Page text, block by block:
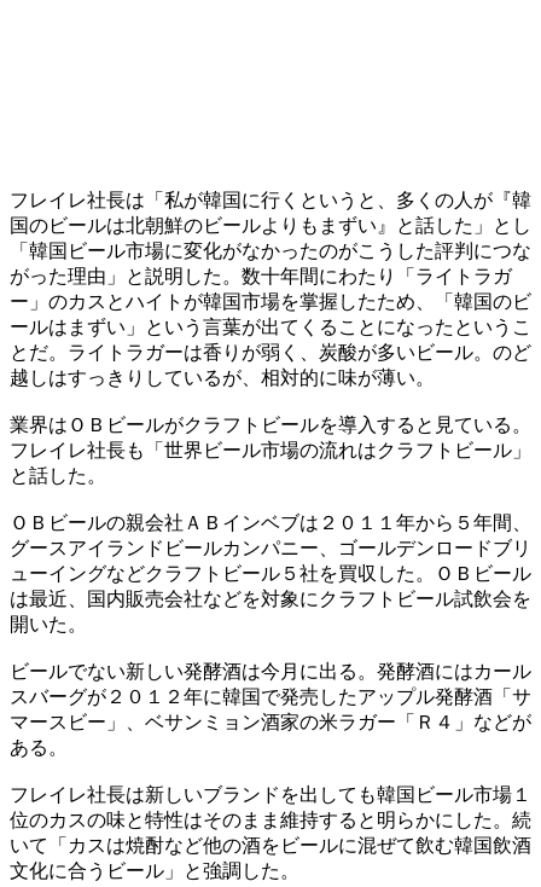
フレイレ社長は「私が韓国に行くというと、多くの人が『韓
国のビールは北朝鮮のビールよりもまずい』と話した」とし
「韓国ビール市場に変化がなかったのがこうした評判につな
がった理由」と説明した。数十年間にわたり「ライトラガ
ー」のカスとハイトが韓国市場を掌握したため、「韓国のビ
ールはまずい」という言葉が出てくることになったというこ
とだ。ライトラガーは香りが弱く、炭酸が多いビール。のど
越しはすっきりしているが、相対的に味が薄い。
業界はＯＢビールがクラフトビールを導入すると見ている。
フレイレ社長も「世界ビール市場の流れはクラフトビール」
と話した。
ＯＢビールの親会社ＡＢインベブは２０１１年から５年間、
グースアイランドビールカンパニー、ゴールデンロードブリ
ューイングなどクラフトビール５社を買収した。ＯＢビール
は最近、国内販売会社などを対象にクラフトビール試飲会を
開いた。
ビールでない新しい発酵酒は今月に出る。発酵酒にはカール
スバーグが２０１２年に韓国で発売したアップル発酵酒「サ
マースビー」、ベサンミョン酒家の米ラガー「Ｒ４」などが
ある。
フレイレ社長は新しいブランドを出しても韓国ビール市場１
位のカスの味と特性はそのまま維持すると明らかにした。続
いて「カスは焼酎など他の酒をビールに混ぜて飲む韓国飲酒
文化に合うビール」と強調した。